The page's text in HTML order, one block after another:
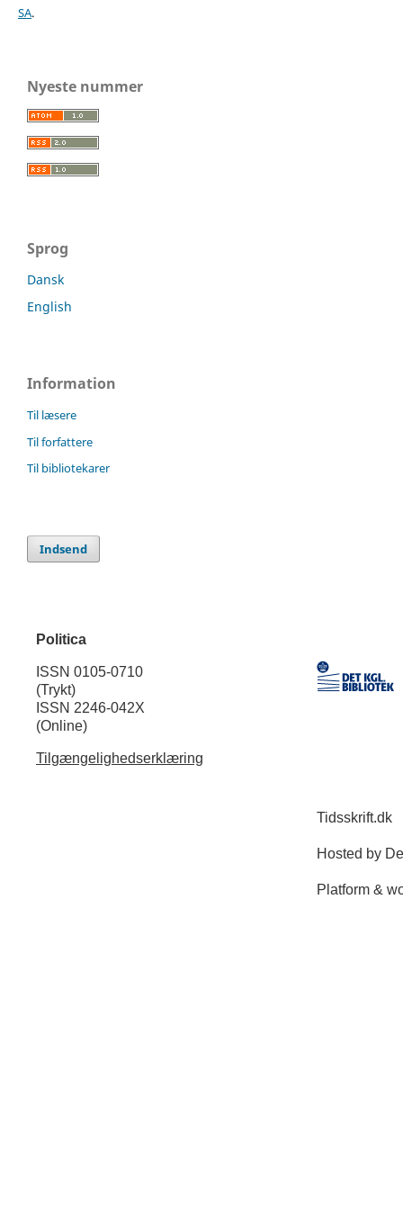
SA.
Nyeste nummer
Sprog
Dansk
English
Information
Til læsere
Til forfattere
Til bibliotekarer
Indsend
Politica
ISSN 0105-0710
(Trykt)
ISSN 2246-042X
(Online)
Tilgængelighedserklæring